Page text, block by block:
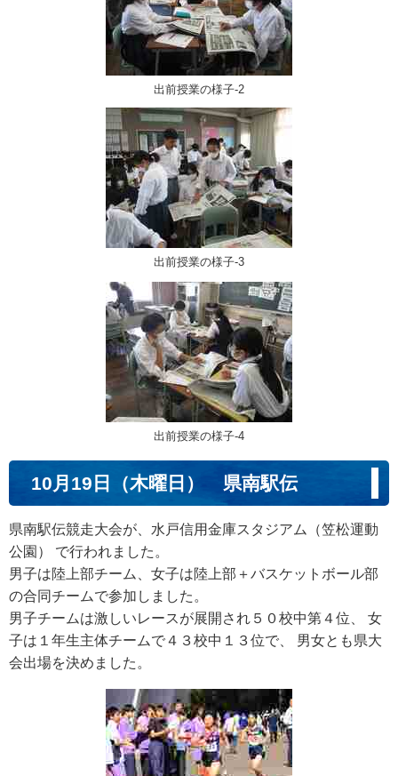
出前授業の様子-2
出前授業の様子-3
出前授業の様子-4
10月19日（木曜日） 県南駅伝
県南駅伝競走大会が、水戸信用金庫スタジアム（笠松運動
公園） で行われました。
男子は陸上部チーム、女子は陸上部＋バスケットボール部
の合同チームで参加しました。
男子チームは激しいレースが展開され５０校中第４位、 女
子は１年生主体チームで４３校中１３位で、 男女とも県大
会出場を決めました。